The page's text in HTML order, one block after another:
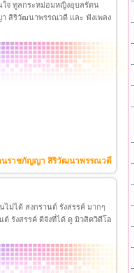
จ ทูลกระหม่อมหญิงอุบลรัตน
สิริวัฒนาพรรณวดี และ ฟังเพลง
นราชกัญญา สิริวัฒนาพรรณวดี
ไม่ได้ สงกรานต์ รังสรรค์ มากๆ
ต์ รังสรรค์ ดีจังที่ได้ ดู มิวสิควิดีโอ